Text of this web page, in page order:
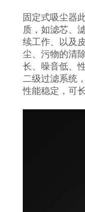
固定式吸尘器
质，如滤芯、
续工作、以及
尘、污物的清
长、噪音低、
二级过滤系统
性能稳定，可